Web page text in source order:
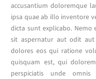
accusantium doloremque
ipsa quae ab illo inventore
dicta sunt explicabo.
sit aspernatur aut odit
dolores eos qui ratione
quisquam est, qui
perspiciatis unde